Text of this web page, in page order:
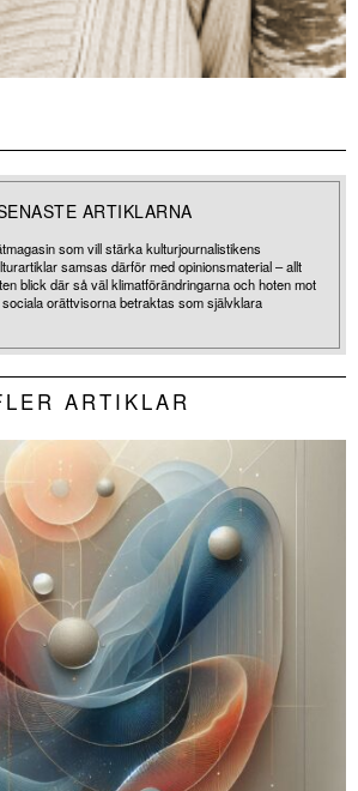
ARTIKLARNA
som vill stärka kulturjournalistikens
samsas därför med opinionsmaterial – allt
blick där så väl klimatförändringarna och hoten mot
orättvisorna betraktas som självklara
ARTIKLAR